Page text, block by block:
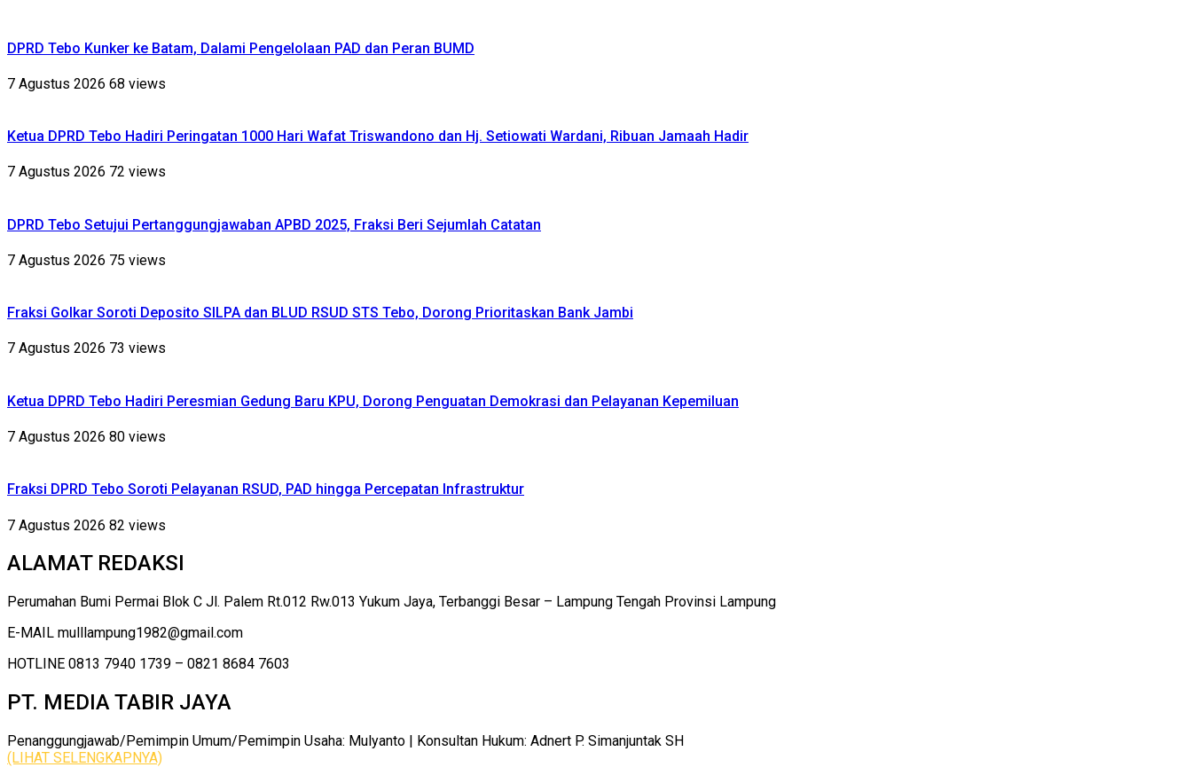
DPRD Tebo Kunker ke Batam, Dalami Pengelolaan PAD dan Peran BUMD
7 Agustus 2026 68 views
Ketua DPRD Tebo Hadiri Peringatan 1000 Hari Wafat Triswandono dan Hj. Setiowati Wardani, Ribuan Jamaah Hadir
7 Agustus 2026 72 views
DPRD Tebo Setujui Pertanggungjawaban APBD 2025, Fraksi Beri Sejumlah Catatan
7 Agustus 2026 75 views
Fraksi Golkar Soroti Deposito SILPA dan BLUD RSUD STS Tebo, Dorong Prioritaskan Bank Jambi
7 Agustus 2026 73 views
Ketua DPRD Tebo Hadiri Peresmian Gedung Baru KPU, Dorong Penguatan Demokrasi dan Pelayanan Kepemiluan
7 Agustus 2026 80 views
Fraksi DPRD Tebo Soroti Pelayanan RSUD, PAD hingga Percepatan Infrastruktur
7 Agustus 2026 82 views
ALAMAT REDAKSI
Perumahan Bumi Permai Blok C Jl. Palem Rt.012 Rw.013 Yukum Jaya, Terbanggi Besar – Lampung Tengah Provinsi Lampung
E-MAIL mulllampung1982@gmail.com
HOTLINE 0813 7940 1739 – 0821 8684 7603
PT. MEDIA TABIR JAYA
Penanggungjawab/Pemimpin Umum/Pemimpin Usaha: Mulyanto | Konsultan Hukum: Adnert P. Simanjuntak SH
(LIHAT SELENGKAPNYA)